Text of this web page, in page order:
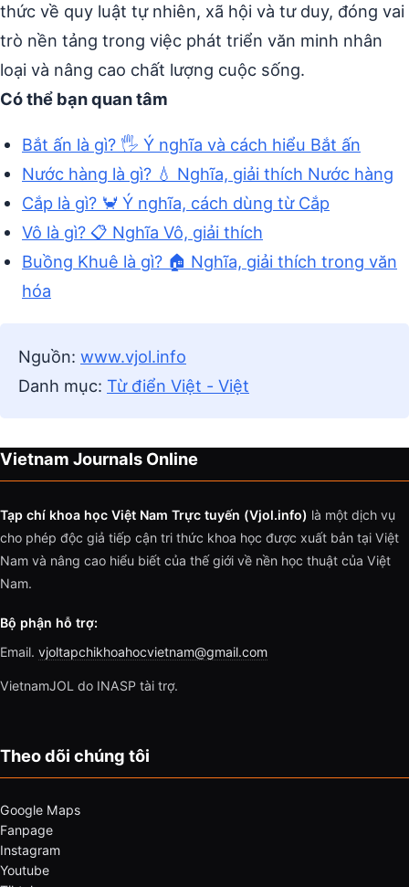
thức về quy luật tự nhiên, xã hội và tư duy, đóng vai
trò nền tảng trong việc phát triển văn minh nhân
loại và nâng cao chất lượng cuộc sống.
Có thể bạn quan tâm
Bắt ấn là gì? 🖐️ Ý nghĩa và cách hiểu Bắt ấn
Nước hàng là gì? 💧 Nghĩa, giải thích Nước hàng
Cắp là gì? 🦀 Ý nghĩa, cách dùng từ Cắp
Vô là gì? 📋 Nghĩa Vô, giải thích
Buồng Khuê là gì? 🏠 Nghĩa, giải thích trong văn
hóa
Nguồn: www.vjol.info
Danh mục: Từ điển Việt - Việt
Vietnam Journals Online
Tạp chí khoa học Việt Nam Trực tuyến (Vjol.info) là một dịch vụ
cho phép độc giả tiếp cận tri thức khoa học được xuất bản tại Việt
Nam và nâng cao hiểu biết của thế giới về nền học thuật của Việt
Nam.
Bộ phận hỗ trợ:
Email. vjoltapchikhoahocvietnam@gmail.com
VietnamJOL do INASP tài trợ.
Theo dõi chúng tôi
Google Maps
Fanpage
Instagram
Youtube